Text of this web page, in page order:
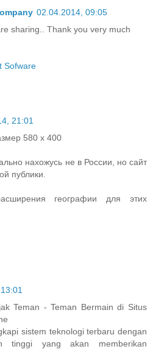
02.04.2014, 09:05
sharing.. Thank you very much
Sofware
21:01
580 x 400
нахожусь не в России, но сайт
публики.
географии для этих
Teman - Teman Bermain di Situs
sistem teknologi terbaru dengan
tinggi yang akan memberikan